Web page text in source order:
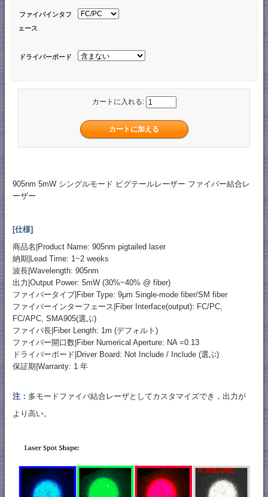
ファイバインタフ
ェース
ドライバーボード
カートに入れる:
905nm 5mW シングルモード ピグテールレーザー ファイバー結合レ
ーザー
[仕様]
商品名|Product Name: 905nm pigtailed laser
納期|Lead Time: 1~2 weeks
波長|Wavelength: 905nm
出力|Output Power: 5mW (30%~40% @ fiber)
ファイバータイプ|Fiber Type: 9μm Single-mode fiber/SM fiber
ファイバーインターフェース|Fiber Interface(output): FC/PC,
FC/APC, SMA905(選ぶ)
ファイバ長|Fiber Length: 1m (デフォルト)
ファイバー開口数|Fiber Numerical Aperture: NA =0.13
ドライバーボード|Driver Board: Not Include / Include (選ぶ)
保証期|Warranty: 1 年
注： 多モードファイバ結合レーザとしてカスタマイズでき，出力が
より高い。